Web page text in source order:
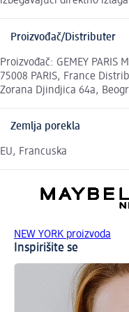
Proizvođač/Distributer
Proizvođač: GEMEY PARIS
75008 PARIS, France
Zorana Djindjica 64a,
Zemlja porekla
EU, Francuska
NEW YORK proizvoda
Inspirišite se